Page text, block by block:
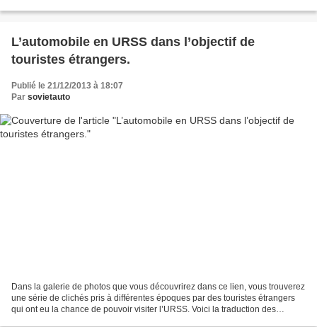
L’automobile en URSS dans l’objectif de
touristes étrangers.
Publié le 21/12/2013 à 18:07
Par sovietauto
Dans la galerie de photos que vous découvrirez dans ce lien, vous trouverez
une série de clichés pris à différentes époques par des touristes étrangers
qui ont eu la chance de pouvoir visiter l’URSS. Voici la traduction des